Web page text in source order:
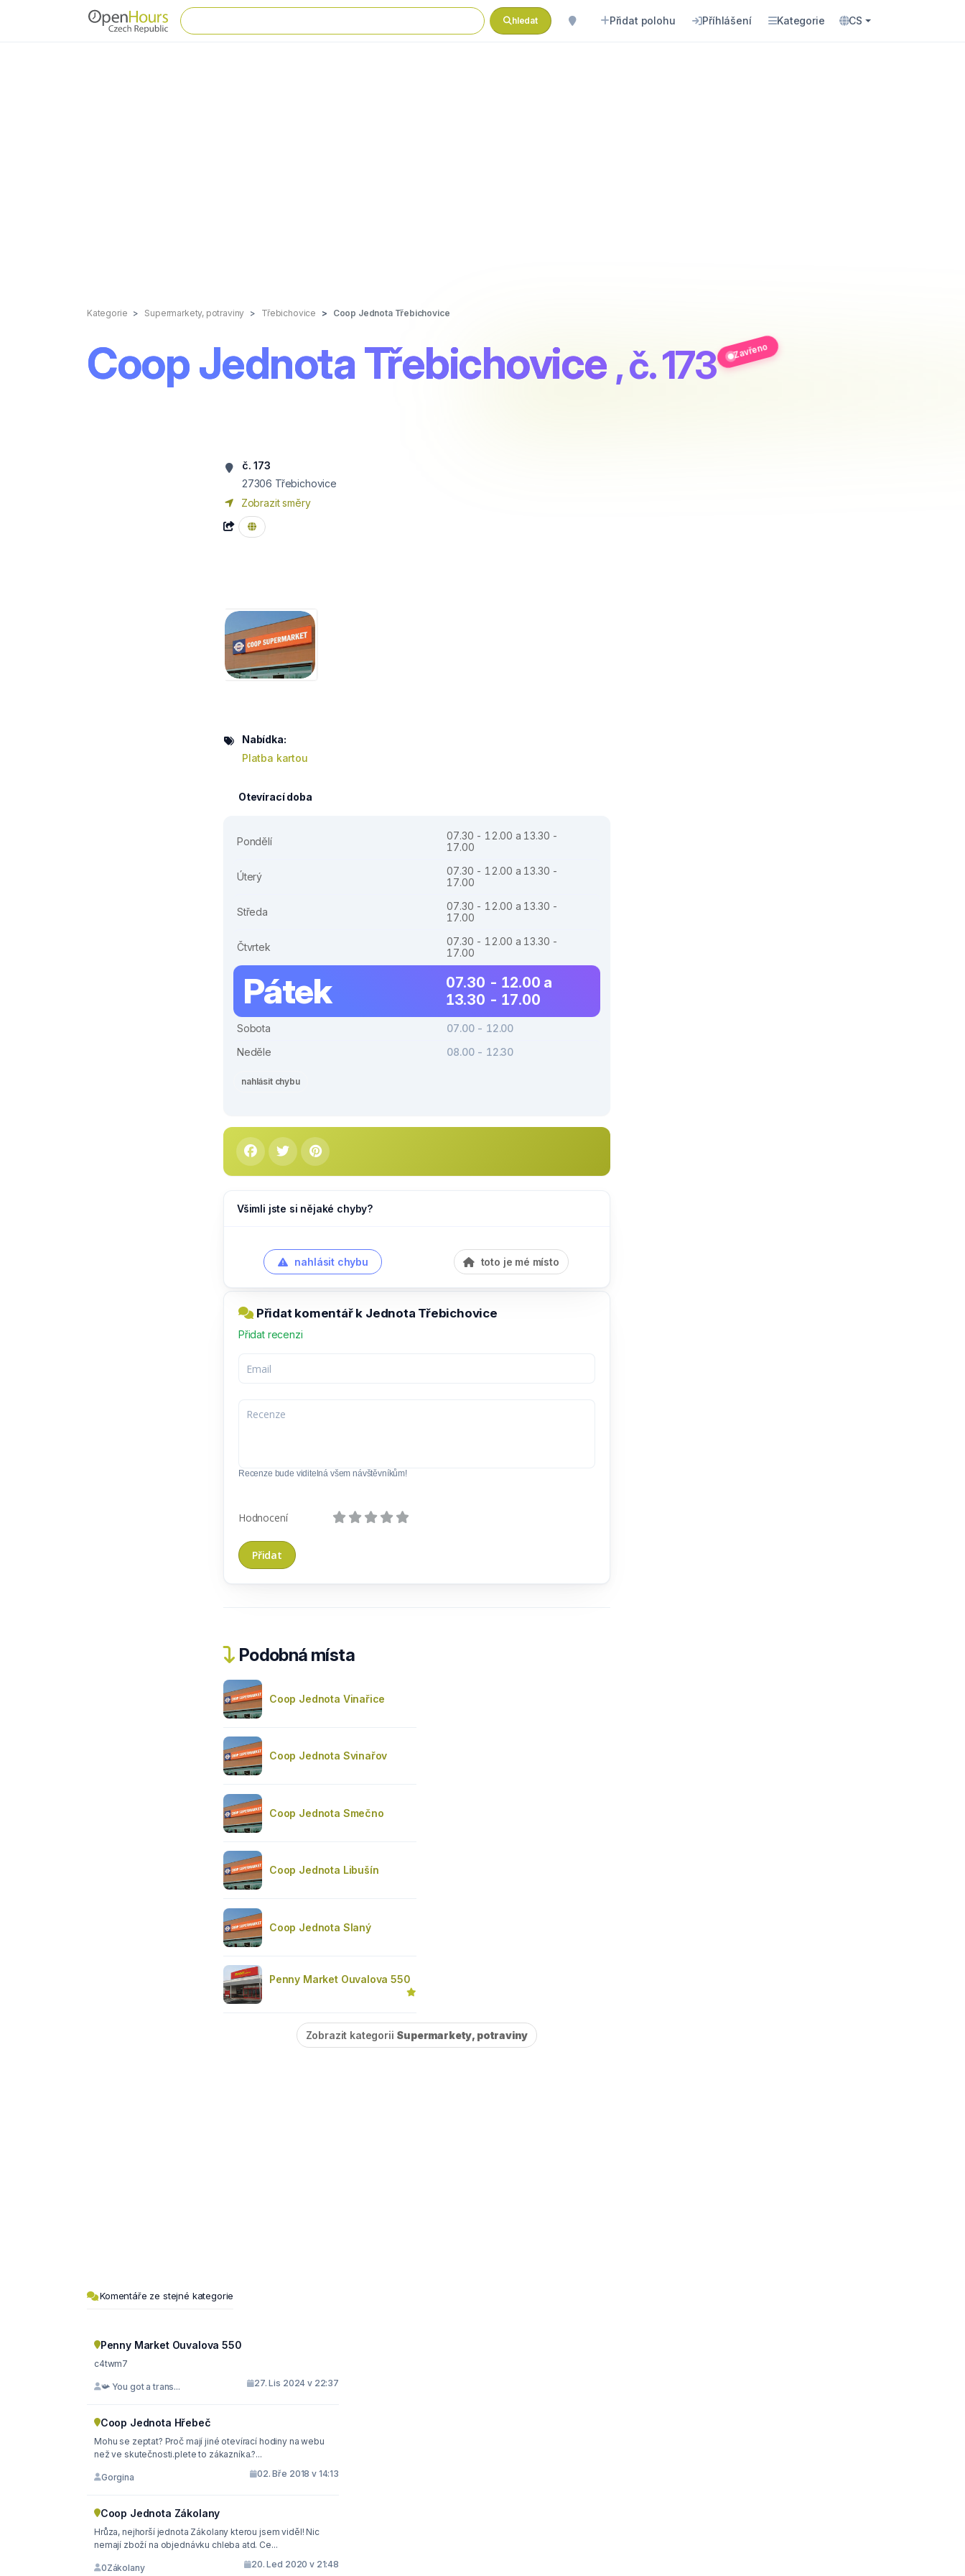
hledat Přidat polohu Příhlášení Kategorie CS
Kategorie Supermarkety, potraviny Třebichovice Coop Jednota Třebichovice
Coop Jednota Třebichovice , č. 173 Zavřeno
č. 173
27306 Třebichovice
Zobrazit směry
Nabídka:
Platba kartou
Otevírací doba
Pondělí
07.30 - 12.00 a 13.30 -
17.00
Úterý
07.30 - 12.00 a 13.30 -
17.00
Středa
07.30 - 12.00 a 13.30 -
17.00
Čtvrtek
07.30 - 12.00 a 13.30 -
17.00
Pátek
07.30 - 12.00 a
13.30 - 17.00
Sobota
07.00 - 12.00
Neděle
08.00 - 12.30
nahlásit chybu
Všimli jste si nějaké chyby?
nahlásit chybu toto je mé místo
Přidat komentář k Jednota Třebichovice
Přidat recenzi
Recenze bude viditelná všem návštěvníkům!
Hodnocení
Podobná místa
Coop Jednota Vinařice
Coop Jednota Svinařov
Coop Jednota Smečno
Coop Jednota Libušín
Coop Jednota Slaný
Penny Market Ouvalova 550
Zobrazit kategorii Supermarkety, potraviny
Komentáře ze stejné kategorie
Penny Market Ouvalova 550
c4twm7
📯 You got a trans... 27. Lis 2024 v 22:37
Coop Jednota Hřebeč
Mohu se zeptat? Proč mají jiné otevírací hodiny na webu
než ve skutečnosti.plete to zákazníka.?...
Gorgina 02. Bře 2018 v 14:13
Coop Jednota Zákolany
Hrůza, nejhorší jednota Zákolany kterou jsem viděl! Nic
nemají zboží na objednávku chleba atd. Ce...
0Zákolany 20. Led 2020 v 21:48